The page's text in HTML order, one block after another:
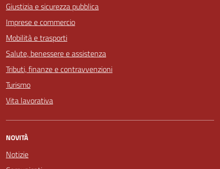
Giustizia e sicurezza pubblica
Imprese e commercio
Mobilità e trasporti
Salute, benessere e assistenza
Tributi, finanze e contravvenzioni
Turismo
Vita lavorativa
NOVITÀ
Notizie